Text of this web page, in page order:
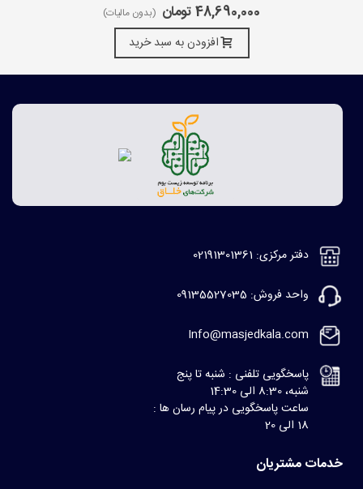
48,690,000 تومان (بدون مالیات)
افزودن به سبد خرید
دفتر مرکزی: 02191301361
واحد فروش: 09135527035
Info@masjedkala.com
پاسخگویی تلفنی : شنبه تا پنج
شنبه، 8:30 الی 14:30
ساعت پاسخگویی در پیام رسان ها :
18 الی 20
خدمات مشتریان